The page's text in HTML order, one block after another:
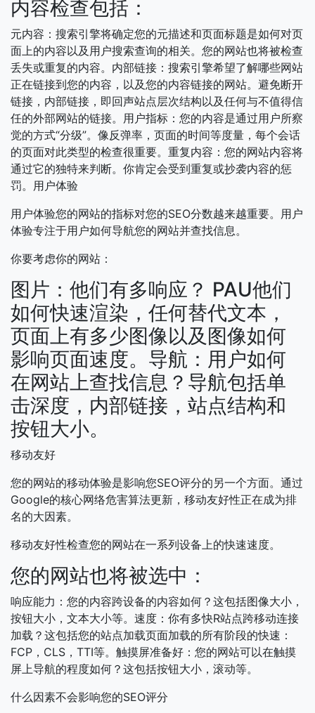
内容检查包括：
元内容：搜索引擎将确定您的元描述和页面标题是如何对页
面上的内容以及用户搜索查询的相关。您的网站也将被检查
丢失或重复的内容。内部链接：搜索引擎希望了解哪些网站
正在链接到您的内容，以及您的内容链接的网站。避免断开
链接，内部链接，即回声站点层次结构以及任何与不值得信
任的外部网站的链接。用户指标：您的内容是通过用户所察
觉的方式“分级”。像反弹率，页面的时间等度量，每个会话
的页面对此类型的检查很重要。重复内容：您的网站内容将
通过它的独特来判断。你肯定会受到重复或抄袭内容的惩
罚。用户体验
用户体验您的网站的指标对您的SEO分数越来越重要。用户
体验专注于用户如何导航您的网站并查找信息。
你要考虑你的网站：
图片：他们有多响应？ PAU他们
如何快速渲染，任何替代文本，
页面上有多少图像以及图像如何
影响页面速度。导航：用户如何
在网站上查找信息？导航包括单
击深度，内部链接，站点结构和
按钮大小。
移动友好
您的网站的移动体验是影响您SEO评分的另一个方面。通过
Google的核心网络危害算法更新，移动友好性正在成为排
名的大因素。
移动友好性检查您的网站在一系列设备上的快速速度。
您的网站也将被选中：
响应能力：您的内容跨设备的内容如何？这包括图像大小，
按钮大小，文本大小等。速度：你有多快R站点跨移动连接
加载？这包括您的站点加载页面加载的所有阶段的快速：
FCP，CLS，TTI等。触摸屏准备好：您的网站可以在触摸
屏上导航的程度如何？这包括按钮大小，滚动等。
什么因素不会影响您的SEO评分